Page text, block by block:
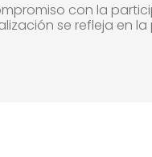
con la
se refleja en